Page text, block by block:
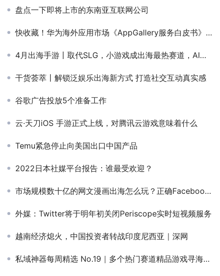
盘点一下即将上市的东南亚互联网公司
快收藏！华为海外应用市场《AppGallery服务白皮书》公布
4月出海手游丨取代SLG，小游戏成出海最热赛道，AI图片起量引爆港澳台
干货荟萃丨解锁泛娱乐出海新方式 打造社交互动真实感
谷歌广告投放5个准备工作
云·天刀iOS 手游正式上线，对腾讯云游戏意味着什么
Temu紧急停止向美国出口中国产品
2022日本社媒平台报告：谁最受欢迎？
市场规模数十亿的网文漫画出海怎么玩？正确Facebook 再营销姿势get
外媒：Twitter将于明年初关闭Periscope实时短视频服务
越南经济熄火，中国投资者转战印度尼西亚｜深网
私域神器每周精选 No.19｜多个热门赛道精品游戏寻海内外合作与发行